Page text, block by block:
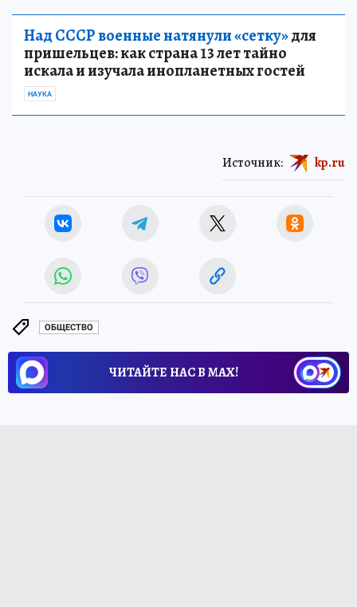
Над СССР военные натянули «сетку»для
пришельцев: как страна 13 лет тайно
искала и изучала инопланетных гостей
НАУКА
Источник: kp.ru
ОБЩЕСТВО
ЧИТАЙТЕ НАС В МАХ!